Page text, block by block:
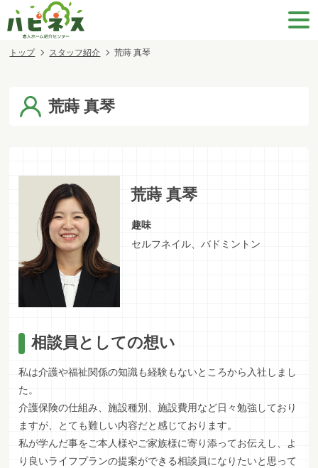
トップ スタッフ紹介 荒蒔 真琴
荒蒔 真琴
荒蒔 真琴
趣味
セルフネイル、バドミントン
相談員としての想い
私は介護や福祉関係の知識も経験もないところから入社しまし
た。
介護保険の仕組み、施設種別、施設費用など日々勉強しており
ますが、とても難しい内容だと感じております。
私が学んだ事をご本人様やご家族様に寄り添ってお伝えし、よ
り良いライフプランの提案ができる相談員になりたいと思って